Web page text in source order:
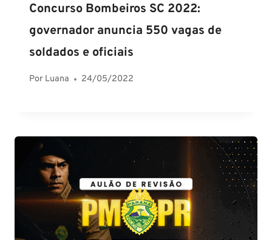
Concurso Bombeiros SC 2022:
governador anuncia 550 vagas de
soldados e oficiais
Por Luana 24/05/2022